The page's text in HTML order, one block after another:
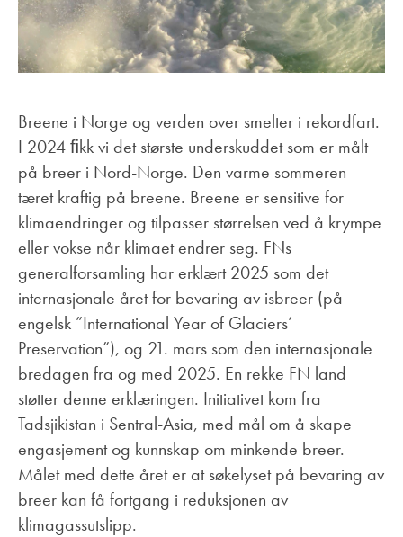
Breene i Norge og verden over smelter i rekordfart.
I 2024 ﬁkk vi det største underskuddet som er målt
på breer i Nord-Norge. Den varme sommeren
tæret kraftig på breene. Breene er sensitive for
klimaendringer og tilpasser størrelsen ved å krympe
eller vokse når klimaet endrer seg. FNs
generalforsamling har erklært 2025 som det
internasjonale året for bevaring av isbreer (på
engelsk ”International Year of Glaciers’
Preservation”), og 21. mars som den internasjonale
bredagen fra og med 2025. En rekke FN land
støtter denne erklæringen. Initiativet kom fra
Tadsjikistan i Sentral-Asia, med mål om å skape
engasjement og kunnskap om minkende breer.
Målet med dette året er at søkelyset på bevaring av
breer kan få fortgang i reduksjonen av
klimagassutslipp.